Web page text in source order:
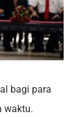
bagi para
waktu.